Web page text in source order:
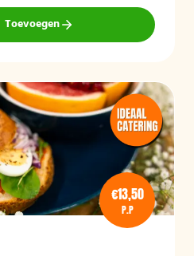
Toevoegen
€13,50
P.P